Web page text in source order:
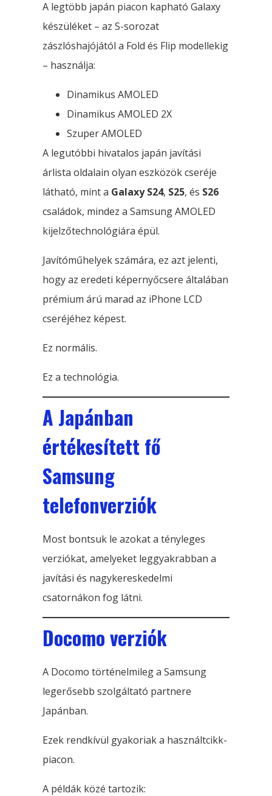
A legtöbb japán piacon kapható Galaxy
készüléket – az S-sorozat
zászlóshajójától a Fold és Flip modellekig
– használja:
Dinamikus AMOLED
Dinamikus AMOLED 2X
Szuper AMOLED
A legutóbbi hivatalos japán javítási
árlista oldalain olyan eszközök cseréje
látható, mint a Galaxy S24, S25, és S26
családok, mindez a Samsung AMOLED
kijelzőtechnológiára épül.
Javítóműhelyek számára, ez azt jelenti,
hogy az eredeti képernyőcsere általában
prémium árú marad az iPhone LCD
cseréjéhez képest.
Ez normális.
Ez a technológia.
A Japánban
értékesített fő
Samsung
telefonverziók
Most bontsuk le azokat a tényleges
verziókat, amelyeket leggyakrabban a
javítási és nagykereskedelmi
csatornákon fog látni.
Docomo verziók
A Docomo történelmileg a Samsung
legerősebb szolgáltató partnere
Japánban.
Ezek rendkívül gyakoriak a használtcikk-
piacon.
A példák közé tartozik: